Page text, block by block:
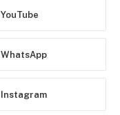
YouTube
WhatsApp
Instagram